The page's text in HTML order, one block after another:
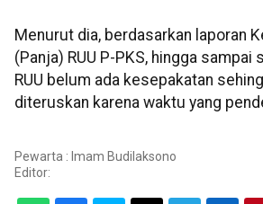
Menurut dia, berdasarkan laporan
(Panja) RUU P-PKS, hingga sampai
RUU belum ada kesepakatan
diteruskan karena waktu yang
Pewarta : Imam Budilaksono
Editor: